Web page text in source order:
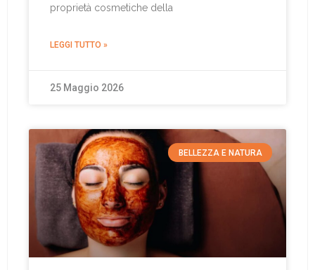
proprietà cosmetiche della
LEGGI TUTTO »
25 Maggio 2026
BELLEZZA E NATURA